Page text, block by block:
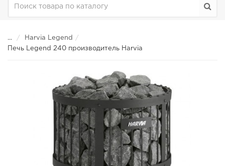
...
Harvia Legend
Печь Legend 240 производитель Harvia